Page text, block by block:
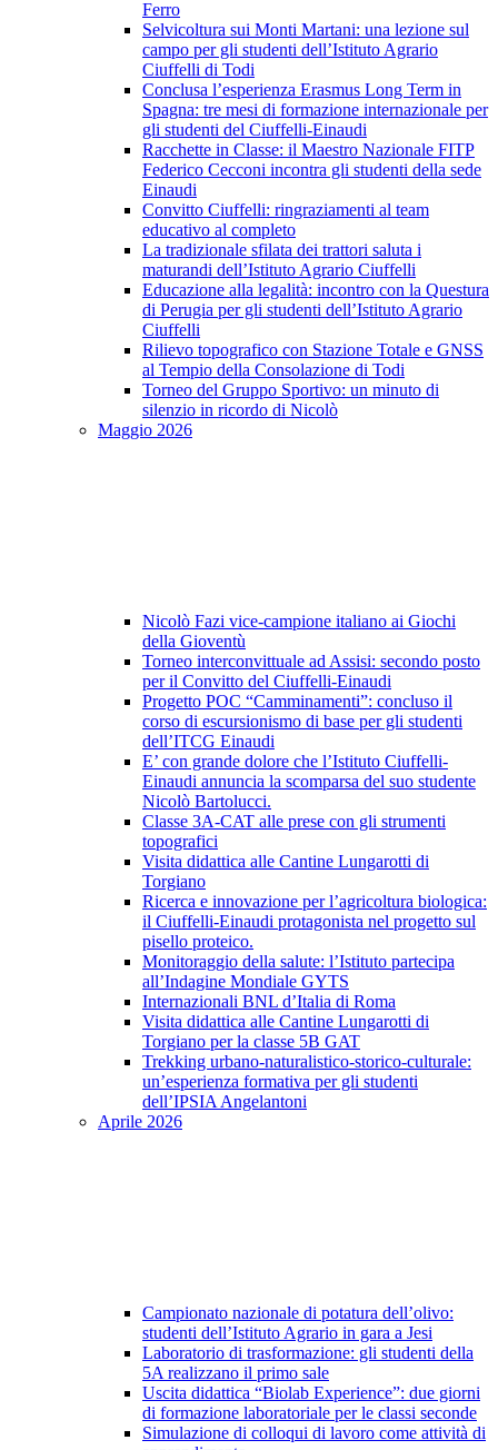
Ferro
Selvicoltura sui Monti Martani: una lezione sul
campo per gli studenti dell’Istituto Agrario
Ciuffelli di Todi
Conclusa l’esperienza Erasmus Long Term in
Spagna: tre mesi di formazione internazionale per
gli studenti del Ciuffelli-Einaudi
Racchette in Classe: il Maestro Nazionale FITP
Federico Cecconi incontra gli studenti della sede
Einaudi
Convitto Ciuffelli: ringraziamenti al team
educativo al completo
La tradizionale sfilata dei trattori saluta i
maturandi dell’Istituto Agrario Ciuffelli
Educazione alla legalità: incontro con la Questura
di Perugia per gli studenti dell’Istituto Agrario
Ciuffelli
Rilievo topografico con Stazione Totale e GNSS
al Tempio della Consolazione di Todi
Torneo del Gruppo Sportivo: un minuto di
silenzio in ricordo di Nicolò
Maggio 2026
Nicolò Fazi vice-campione italiano ai Giochi
della Gioventù
Torneo interconvittuale ad Assisi: secondo posto
per il Convitto del Ciuffelli-Einaudi
Progetto POC “Camminamenti”: concluso il
corso di escursionismo di base per gli studenti
dell’ITCG Einaudi
E’ con grande dolore che l’Istituto Ciuffelli-
Einaudi annuncia la scomparsa del suo studente
Nicolò Bartolucci.
Classe 3A-CAT alle prese con gli strumenti
topografici
Visita didattica alle Cantine Lungarotti di
Torgiano
Ricerca e innovazione per l’agricoltura biologica:
il Ciuffelli-Einaudi protagonista nel progetto sul
pisello proteico.
Monitoraggio della salute: l’Istituto partecipa
all’Indagine Mondiale GYTS
Internazionali BNL d’Italia di Roma
Visita didattica alle Cantine Lungarotti di
Torgiano per la classe 5B GAT
Trekking urbano-naturalistico-storico-culturale:
un’esperienza formativa per gli studenti
dell’IPSIA Angelantoni
Aprile 2026
Campionato nazionale di potatura dell’olivo:
studenti dell’Istituto Agrario in gara a Jesi
Laboratorio di trasformazione: gli studenti della
5A realizzano il primo sale
Uscita didattica “Biolab Experience”: due giorni
di formazione laboratoriale per le classi seconde
Simulazione di colloqui di lavoro come attività di